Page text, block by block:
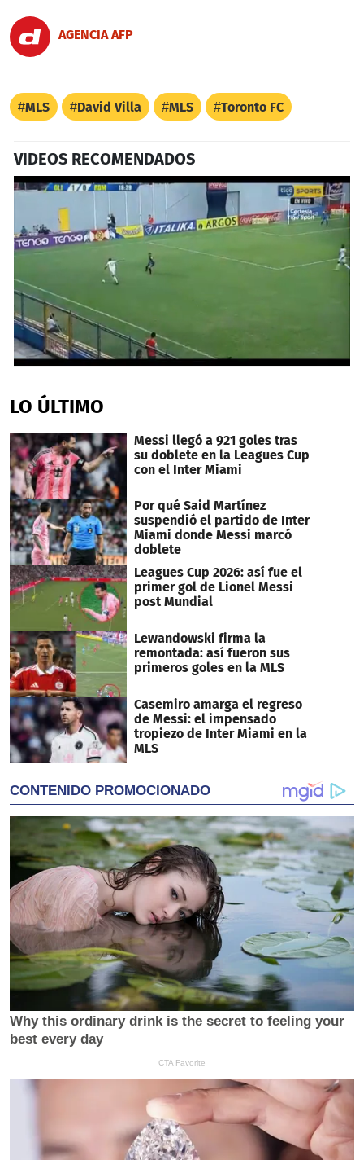
AGENCIA AFP
MLS David Villa MLS Toronto FC
VIDEOS RECOMENDADOS
of
1
7
seconds
LO ÚLTIMO
Messi llegó a 921 goles tras
su doblete en la Leagues Cup
con el Inter Miami
Por qué Said Martínez
suspendió el partido de Inter
Miami donde Messi marcó
doblete
Leagues Cup 2026: así fue el
primer gol de Lionel Messi
post Mundial
Lewandowski firma la
remontada: así fueron sus
primeros goles en la MLS
Casemiro amarga el regreso
de Messi: el impensado
tropiezo de Inter Miami en la
MLS